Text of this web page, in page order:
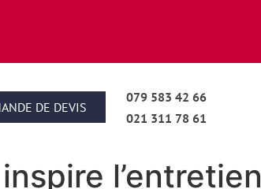
DE DEVIS
079 583 42 66
021 311 78 61
l’entretien